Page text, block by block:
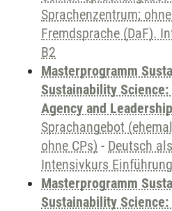
Sprachenzentrum;
Fremdsprache (DaF).
B2
Masterprogramm
Sustainability
Agency and Leadership
Sprachangebot
ohne CPs) - Deutsch
Intensivkurs
Masterprogramm
Sustainability